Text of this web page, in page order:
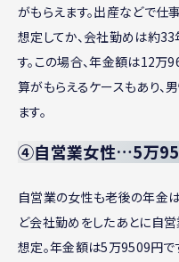
がもらえます。出産などで仕
想定してか、会社勤めは約
す。この場合、年金額は12万
算がもらえるケースもあり、
ます。
④自営業女性…5万
自営業の女性も老後の年金
ど会社勤めをしたあとに自
想定。年金額は5万9509円で